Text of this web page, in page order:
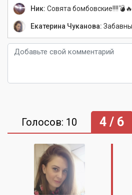
Ник: Совята
Екатерина Чуканова:
Голосов: 10 4 / 6